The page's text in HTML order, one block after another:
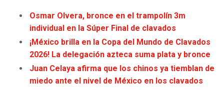
OTRAS LIGAS
BROWNS
STEELERS
TEXANS
HAWKS
HORNETS
HEAT
Osmar Olvera, bronce en el trampolín 3m
individual en la Súper Final de clavados
¡México brilla en la Copa del Mundo de Clavados
2026! La delegación azteca suma plata y bronce
Juan Celaya afirma que los chinos ya tiemblan de
miedo ante el nivel de México en los clavados